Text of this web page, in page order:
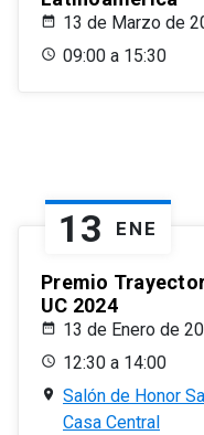
13 de Marzo de
09:00 a 15:30
13 ENE
Premio
UC 2024
13 de Enero de
12:30 a 14:00
Salón de Honor
Casa Central